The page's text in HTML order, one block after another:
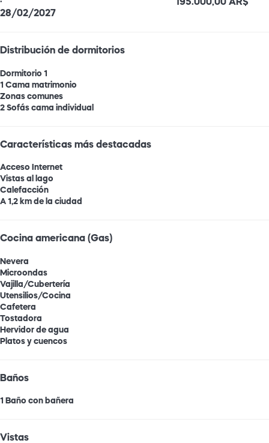
·
28/02/2027
195.000,00 AR$
Distribución de dormitorios
Dormitorio 1
1 Cama matrimonio
Zonas comunes
2 Sofás cama individual
Características más destacadas
Acceso Internet
Vistas al lago
Calefacción
A 1,2 km de la ciudad
Cocina americana (Gas)
Nevera
Microondas
Vajilla/Cubertería
Utensilios/Cocina
Cafetera
Tostadora
Hervidor de agua
Platos y cuencos
Baños
1 Baño con bañera
Vistas